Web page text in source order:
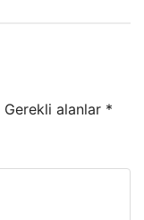
Gerekli alanlar *